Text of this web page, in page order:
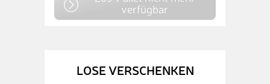
verfügbar
LOSE VERSCHENKEN